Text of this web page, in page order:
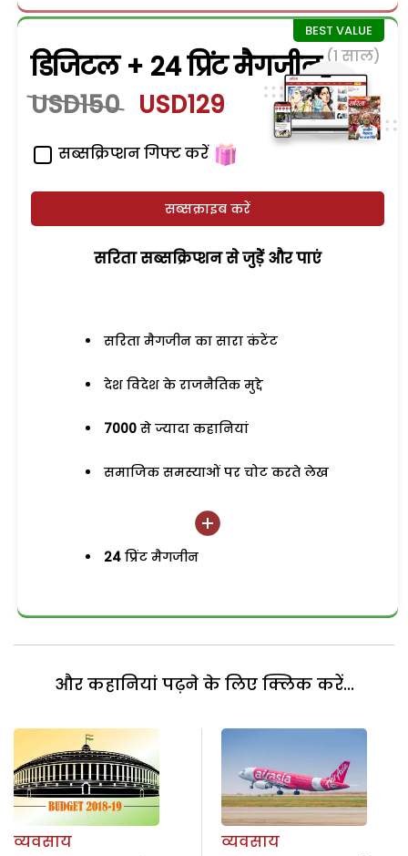
डिजिटल + 24 प्रिंट मैगजीन (1 साल)
USD150 USD129
सब्सक्रिप्शन गिफ्ट करें
सब्सक्राइब करें
सरिता सब्सक्रिप्शन से जुड़ेें और पाएं
सरिता मैगजीन का सारा कंटेंट
देश विदेश के राजनैतिक मुद्दे
7000 से ज्यादा कहानियां
समाजिक समस्याओं पर चोट करते लेख
24 प्रिंट मैगजीन
और कहानियां पढ़ने के लिए क्लिक करें...
व्यवसाय
व्यवसाय